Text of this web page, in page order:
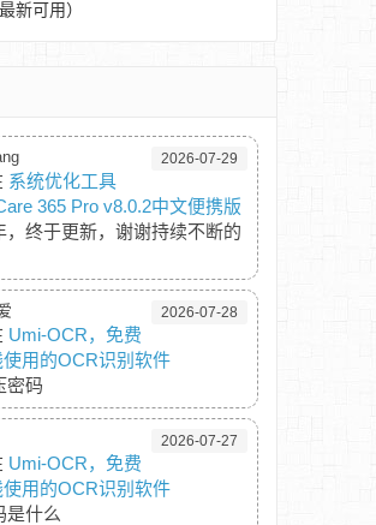
最新可用）
2026-07-29
系统优化工具
365 Pro v8.0.2中文便携版
，终于更新，谢谢持续不断的
2026-07-28
Umi-OCR，免费
用的OCR识别软件
密码
2026-07-27
Umi-OCR，免费
用的OCR识别软件
是什么